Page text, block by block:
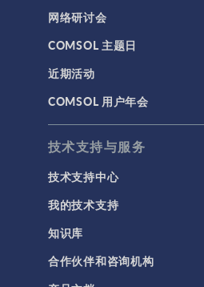
网络研讨会
COMSOL 主题日
近期活动
COMSOL 用户年会
技术支持与服务
技术支持中心
我的技术支持
知识库
合作伙伴和咨询机构